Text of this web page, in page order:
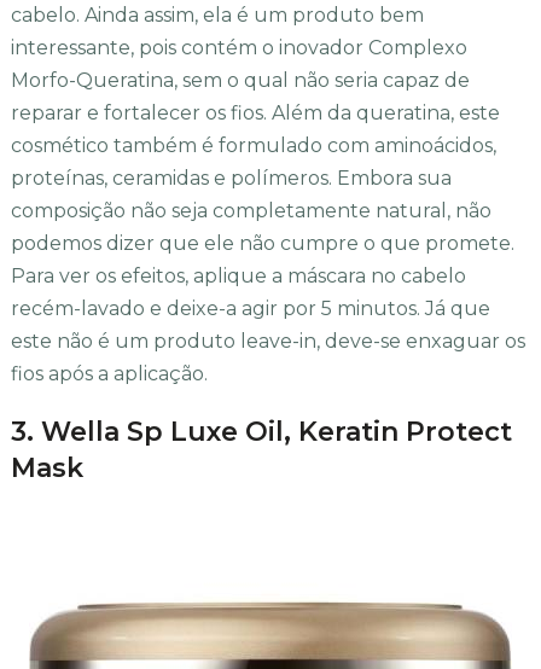
cabelo. Ainda assim, ela é um produto bem
interessante, pois contém o inovador Complexo
Morfo-Queratina, sem o qual não seria capaz de
reparar e fortalecer os fios. Além da queratina, este
cosmético também é formulado com aminoácidos,
proteínas, ceramidas e polímeros. Embora sua
composição não seja completamente natural, não
podemos dizer que ele não cumpre o que promete.
Para ver os efeitos, aplique a máscara no cabelo
recém-lavado e deixe-a agir por 5 minutos. Já que
este não é um produto leave-in, deve-se enxaguar os
fios após a aplicação.
3. Wella Sp Luxe Oil, Keratin Protect
Mask